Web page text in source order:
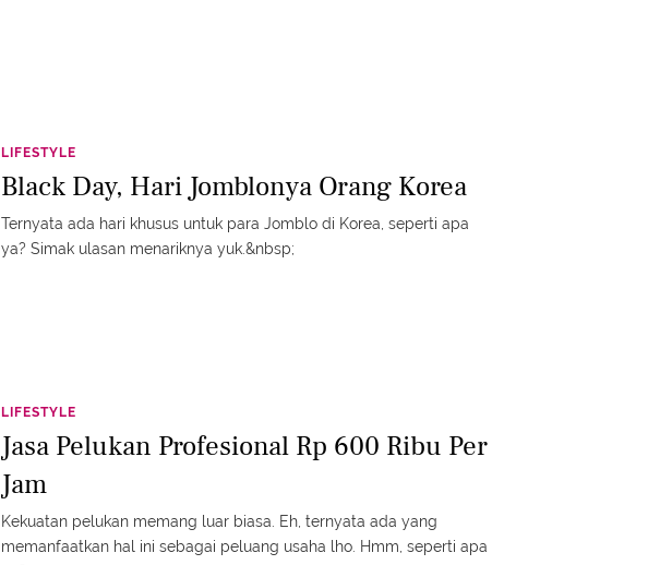
LIFESTYLE
Black Day, Hari Jomblonya Orang Korea
Ternyata ada hari khusus untuk para Jomblo di Korea, seperti apa
ya? Simak ulasan menariknya yuk.&nbsp;
LIFESTYLE
Jasa Pelukan Profesional Rp 600 Ribu Per
Jam
Kekuatan pelukan memang luar biasa. Eh, ternyata ada yang
memanfaatkan hal ini sebagai peluang usaha lho. Hmm, seperti apa